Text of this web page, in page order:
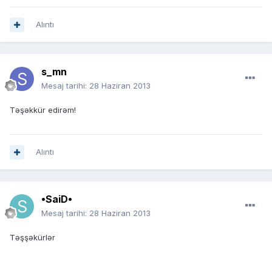
Alıntı
s_mn
Mesaj tarihi: 28 Haziran 2013
Təşəkkür edirəm!
Alıntı
•SaiD•
Mesaj tarihi: 28 Haziran 2013
Təşşəkürlər